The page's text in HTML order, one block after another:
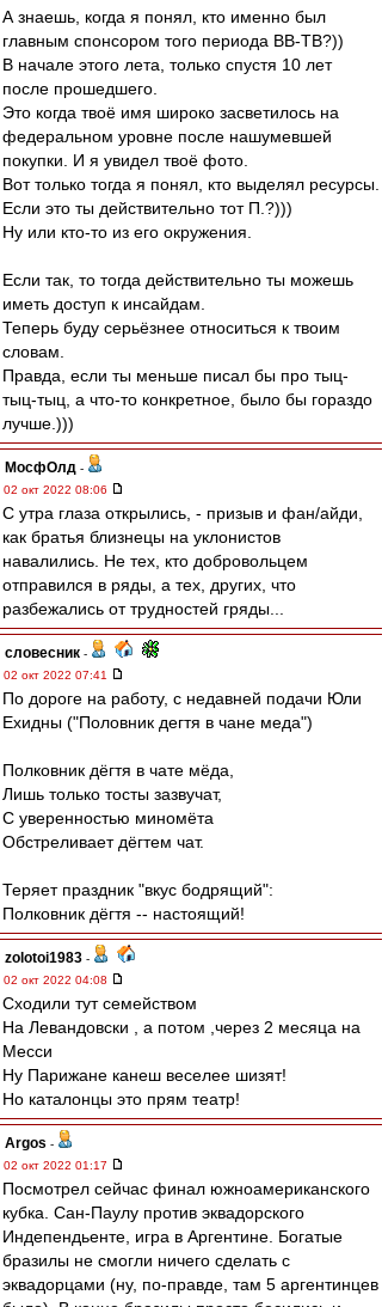
А знаешь, когда я понял, кто именно был
главным спонсором того периода ВВ-ТВ?))
В начале этого лета, только спустя 10 лет
после прошедшего.
Это когда твоё имя широко засветилось на
федеральном уровне после нашумевшей
покупки. И я увидел твоё фото.
Вот только тогда я понял, кто выделял ресурсы.
Если это ты действительно тот П.?)))
Ну или кто-то из его окружения.
Если так, то тогда действительно ты можешь
иметь доступ к инсайдам.
Теперь буду серьёзнее относиться к твоим
словам.
Правда, если ты меньше писал бы про тыц-
тыц-тыц, а что-то конкретное, было бы гораздо
лучше.)))
МосфОлд -
02 окт 2022 08:06
С утра глаза открылись, - призыв и фан/айди,
как братья близнецы на уклонистов
навалились. Не тех, кто добровольцем
отправился в ряды, а тех, других, что
разбежались от трудностей гряды...
словесник -
02 окт 2022 07:41
По дороге на работу, с недавней подачи Юли
Ехидны ("Половник дегтя в чане меда")
Полковник дёгтя в чате мёда,
Лишь только тосты зазвучат,
С уверенностью миномёта
Обстреливает дёгтем чат.
Теряет праздник "вкус бодрящий":
Полковник дёгтя -- настоящий!
zolotoi1983 -
02 окт 2022 04:08
Сходили тут семейством
На Левандовски , а потом ,через 2 месяца на
Месси
Ну Парижане канеш веселее шизят!
Но каталонцы это прям театр!
Argos -
02 окт 2022 01:17
Посмотрел сейчас финал южноамериканского
кубка. Сан-Паулу против эквадорского
Индепендьенте, игра в Аргентине. Богатые
бразилы не смогли ничего сделать с
эквадорцами (ну, по-правде, там 5 аргентинцев